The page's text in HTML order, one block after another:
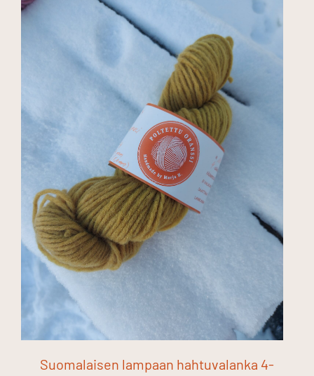
Suomalaisen lampaan hahtuvalanka 4-